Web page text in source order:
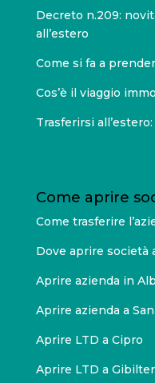
Decreto n.209:
all’estero
Come si fa a
Cos’è il viaggio
Trasferirsi
Come aprire
Come trasferire
Dove aprire società
Aprire azienda in
Aprire azienda a
Aprire LTD a Cipro
Aprire LTD a